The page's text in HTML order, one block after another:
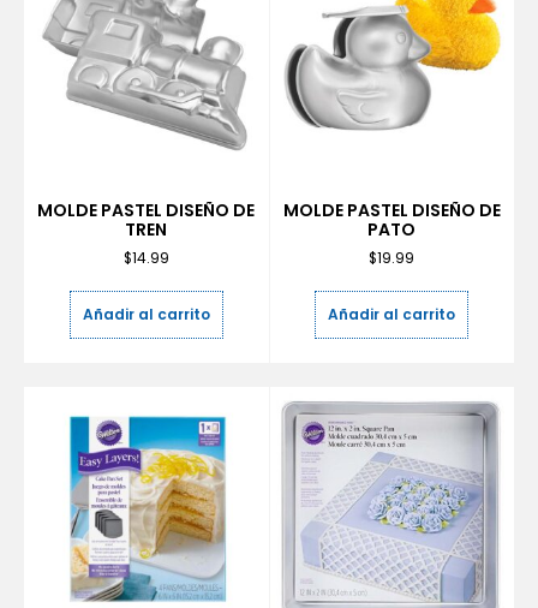
MOLDE PASTEL DISEÑO DE
TREN
$14.99
Añadir al carrito
MOLDE PASTEL DISEÑO DE
PATO
$19.99
Añadir al carrito